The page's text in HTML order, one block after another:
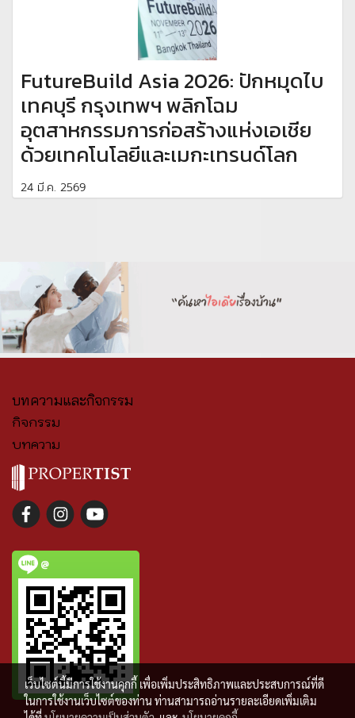
FutureBuild Asia 2026: ปักหมุดไบ
เทคบุรี กรุงเทพฯ พลิกโฉม
อุตสาหกรรมการก่อสร้างแห่งเอเชีย
ด้วยเทคโนโลยีและเมกะเทรนด์โลก
24 มี.ค. 2569
บทความและกิจกรรม
กิจกรรม
บทความ
@
เว็บไซต์นี้มีการใช้งานคุกกี้ เพื่อเพิ่มประสิทธิภาพและประสบการณ์ที่ดี
ในการใช้งานเว็บไซต์ของท่าน ท่านสามารถอ่านรายละเอียดเพิ่มเติม